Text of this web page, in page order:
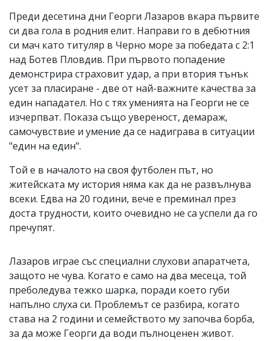
Ако
откриете
обиден
за
коментар,
моля
сигнализирайте
ни!
Преди десетина дни Георги Лазаров вкара първите
си два гола в родния елит. Направи го в дебютния
си мач като титуляр в Черно море за победата с 2:1
над Ботев Пловдив. При първото попадение
демонстрира страховит удар, а при втория тънък
усет за пласиране - две от най-важните кaчества за
един нападател. Но с тях уменията на Георги не се
изчерпват. Показа също увереност, демараж,
самочувствие и умение да се надиграва в ситуации
"един на един".
Той е в началото на своя футболен път, но
житейската му история няма как да не развълнува
всеки. Едва на 20 години, вече е преминал през
доста трудности, които очевидно не са успели да го
пречупят.
Лазаров играе със специални слухови апаратчета,
защото не чува. Когато е само на два месеца, той
преболедува тежко шарка, поради което губи
напълно слуха си. Проблемът се разбира, когато
става на 2 години и семейството му започва борба,
за да може Георги да води пълноценен живот.